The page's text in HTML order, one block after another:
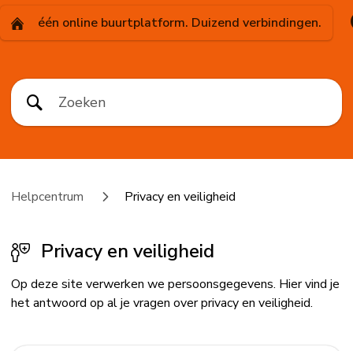
één online buurtplatform. Duizend verbindingen.
Helpcentrum Privacy en veiligheid
Privacy en veiligheid
Op deze site verwerken we persoonsgegevens. Hier vind je
het antwoord op al je vragen over privacy en veiligheid.